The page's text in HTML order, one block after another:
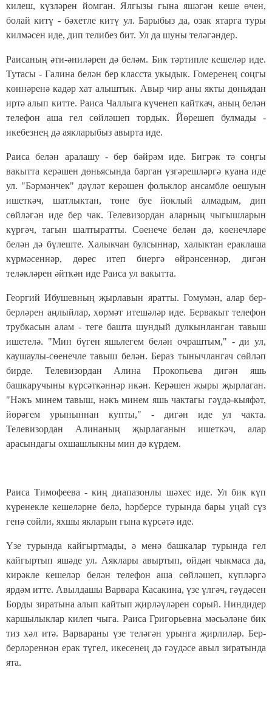
килеш, күзләрен йомган. Ялгызы гына яшәгән кеше өчен,
болай китү - бәхетле китү ул. Барыбыз да, озак ятарга туры
килмәсен иде, дип телибез бит. Ул да шуны теләгәндер.
Раисаның әти-әниләрен дә беләм. Бик тәртипле кешеләр иде.
Тутасы - Галина белән бер класста укыдык. Гомеренең соңгы
көннәренә кадәр хат алыштык. Авыр чир аны якты дөньядан
иртә алып китте. Раиса Чаллыга күченеп кайткач, аның белән
телефон аша гел сөйләшеп тордык. Йөрешеп булмады -
икебезнең дә аякларыбыз авырта иде.
Раиса белән аралашу - бер бәйрәм иде. Бигрәк тә соңгы
вакытта керәшен дөньясында барган үзгәрешләргә куана иде
ул. "Бәрмәнчек" дәүләт керәшен фольклор ансамбле оешуын
ишеткәч, шатлыктан, төне буе йоклый алмадым, дип
сөйләгән иде бер чак. Телевизордан аларның чыгышларын
күргәч, тагын шалтыратты. Сөенече белән дә, көенечләре
белән дә бүлеште. Халыкчан булсыннар, халыктан ераклаша
күрмәсеннәр, дөрес итеп биергә өйрәнсеннәр, дигән
теләкләрен әйткән иде Раиса ул вакытта.
Георгий Ибушевның җырлавын яратты. Гомумән, алар бер-
берләрен аңлыйлар, хөрмәт итешәләр иде. Бервакыт телефон
трубкасын алам - теге башта шундый дулкынланган тавыш
ишетелә. "Мин бүген яшьлегем белән очраштым," - ди ул,
каушаулы-сөенечле тавыш белән. Бераз тынычлангач сөйләп
бирде. Телевизордан Алина Прокопьева дигән яшь
башкаручыны күрсәткәннәр икән. Керәшен җыры җырлаган.
"Нәкъ минем тавыш, нәкъ минем яшь чактагы гәүдә-кыяфәт,
йөрәгем урыныннан купты," - дигән иде ул чакта.
Телевизордан Алинаның җырлаганын ишеткәч, алар
арасындагы охшашлыкны мин дә күрдем.
Раиса Тимофеева - киң диапазонлы шәхес иде. Ул бик күп
күренекле кешеләрне белә, һәрберсе турында бары уңай сүз
генә сөйли, яхшы якларын гына күрсәтә иде.
Үзе турында кайгыртмады, ә менә башкалар турында гел
кайгыртып яшәде ул. Аяклары авыртып, өйдән чыкмаса да,
кирәкле кешеләр белән телефон аша сөйләшеп, күпләргә
ярдәм итте. Авылдашы Варвара Касакина, үзе үлгәч, гәүдәсен
Борды зиратына алып кайтып җирләүләрен сорый. Ниндидер
каршылыклар килеп чыга. Раиса Григорьевна мәсьәләне бик
тиз хәл итә. Варвараны үзе теләгән урынга җирлиләр. Бер-
берләреннән ерак түгел, икесенең дә гәүдәсе авыл зиратында
ята.